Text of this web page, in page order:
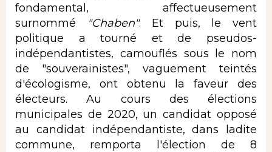
fondamental, affectueusement
surnommé
"Chaben". Et puis, le vent
politique a tourné et de pseudos-
indépendantistes, camouflés sous le nom
de "souverainistes", vaguement teintés
d'écologisme, ont obtenu la faveur des
électeurs. Au cours des élections
municipales de 2020, un candidat opposé
au candidat indépendantiste, dans ladite
commune, remporta l'élection de 8